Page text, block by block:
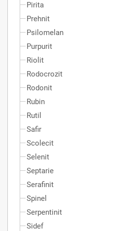
Pirita
Prehnit
Psilomelan
Purpurit
Riolit
Rodocrozit
Rodonit
Rubin
Rutil
Safir
Scolecit
Selenit
Septarie
Serafinit
Spinel
Serpentinit
Sidef